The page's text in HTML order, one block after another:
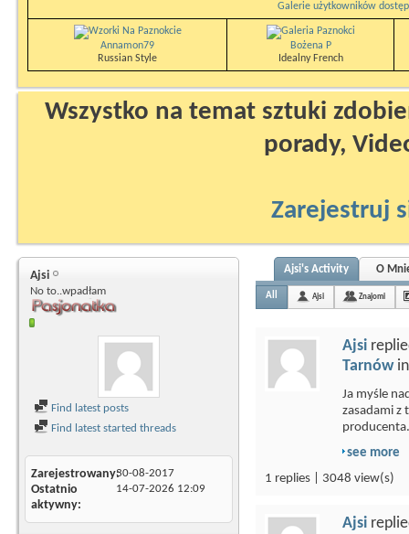
Galerie użytkowników
Annamon79
Russian Style
Bożena P
Idealny French
Wszystko na temat sztuki
porady,
Zarejestruj
Ajsi
No to..wpadłam
Find latest posts
Find latest started threads
Zarejestrowany30-08-2017
Ostatnio
aktywny
14-07-2026 12:09
Ajsi's Activity O
All Ajsi Znajomi
Ajsi
Tarnów
Ja myśle
zasadami z
see more
1 replies | 3048 view(s)
Ajsi